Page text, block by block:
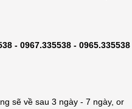
- 0967.335538 - 0965.335538
sẽ về sau 3 ngày - 7 ngày, or